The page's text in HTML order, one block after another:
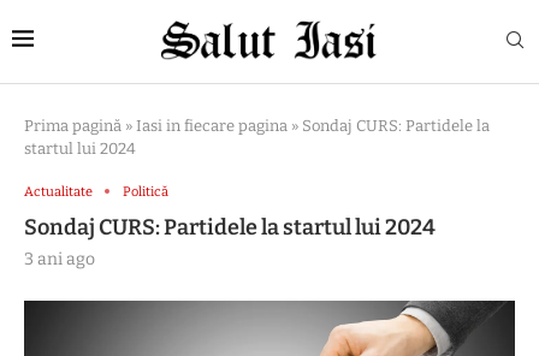
Prima pagină » Iasi in fiecare pagina » Sondaj CURS: Partidele la
startul lui 2024
Actualitate Politică
Sondaj CURS: Partidele la startul lui 2024
3 ani ago